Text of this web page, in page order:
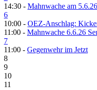
14:30 - Mahnwache am
6
10:00 - OEZ-Anschlag:
11:00 - Mahnwache 6.6.26
7
11:00 - Gegenwehr im Jetzt
8
9
10
11